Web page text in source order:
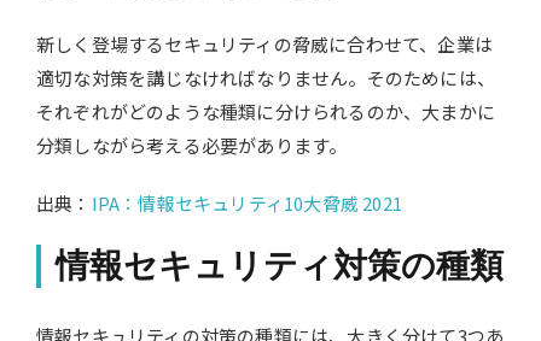
新しく登場するセキュリティの脅威に合わせて、企業は
適切な対策を講じなければなりません。そのためには、
それぞれがどのような種類に分けられるのか、大まかに
分類しながら考える必要があります。
出典： IPA：情報セキュリティ10大脅威 2021
情報セキュリティ対策の種類
情報セキュリティの対策の種類には、大きく分けて3つあ